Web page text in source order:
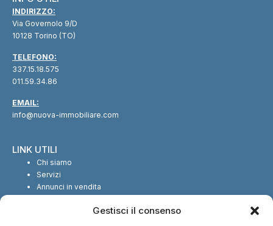
Gestisci il consenso
INDIRIZZO:
Via Governolo 9/D
10128 Torino (TO)
TELEFONO:
337.15.18.575
011.59.34.86
EMAIL:
info@nuova-immobiliare.com
LINK UTILI
Chi siamo
Servizi
Annunci in vendita